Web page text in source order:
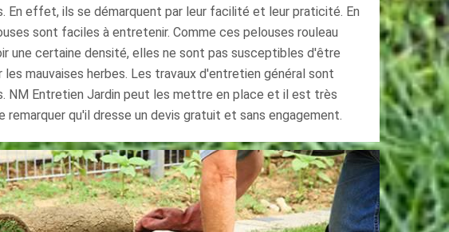
En effet, ils se démarquent par leur facilité et leur praticité. En
sont faciles à entretenir. Comme ces pelouses rouleau
une certaine densité, elles ne sont pas susceptibles d'être
les mauvaises herbes. Les travaux d'entretien général sont
NM Entretien Jardin peut les mettre en place et il est très
remarquer qu'il dresse un devis gratuit et sans engagement.